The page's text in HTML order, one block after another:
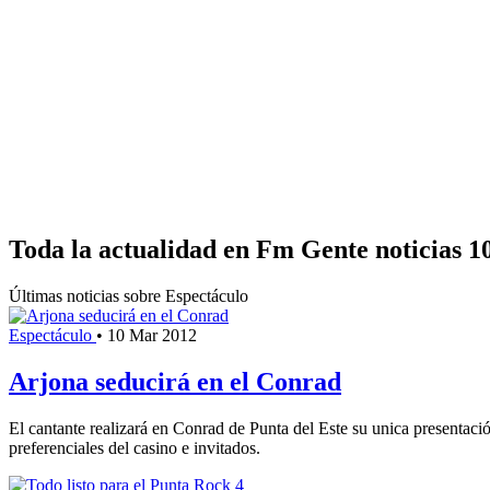
Toda la actualidad en Fm Gente noticias
Últimas noticias sobre Espectáculo
Espectáculo • 10 Mar 2012
Arjona seducirá en el Conrad
El cantante realizará en Conrad de Punta del Este su unica
preferenciales del casino e invitados.